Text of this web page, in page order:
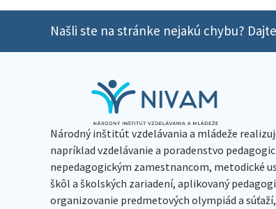
Našli ste na stránke nejakú chybu?
Národný inštitút vzdelávania a mládeže
napríklad vzdelávanie a poradenstvo
nepedagogickým zamestnancom, metodické
škôl a školských zariadení, aplikovaný
organizovanie predmetových olympiád a